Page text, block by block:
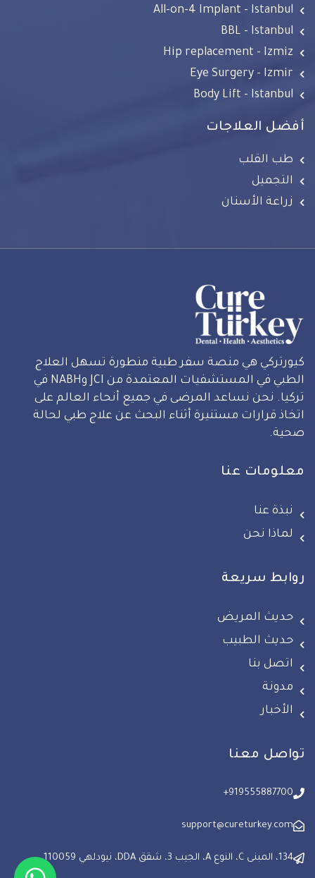
All-on-4 Implant - Istanbul
BBL - Istanbul
Hip replacement - Izmiz
Eye Surgery - Izmir
Body Lift - Istanbul
أفضل العلاجات
طب القلب
التجميل
زراعة الأسنان
كيورتركي هي منصة سفر طبية متطورة تسهل العلاج
الطبي في المستشفيات المعتمدة من JCI وNABH في
تركيا. نحن نساعد المرضى في جميع أنحاء العالم على
اتخاذ قرارات مستنيرة أثناء البحث عن علاج طبي لحالة
صحية.
معلومات عنا
نبذة عنا
لماذا نحن
روابط سريعة
حديث المريض
حديث الطبيب
اتصل بنا
مدونة
الأخبار
تواصل معنا
+919555887700
support@cureturkey.com
134، المبنى C، النوع A، الجيب 3، شقق DDA، نيودلهي 110059